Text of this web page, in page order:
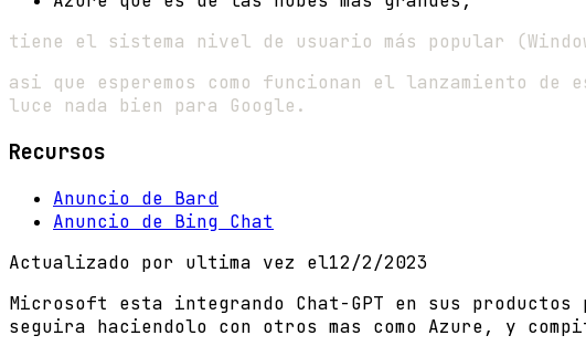
tiene el sistema nivel de usuario más popular
asi que esperemos como funcionan el lanzamiento
luce nada bien para Google.
Recursos
Anuncio de Bard
Anuncio de Bing Chat
Actualizado por ultima vez el12/2/2023
Microsoft esta integrando Chat-GPT en sus
seguira haciendolo con otros mas como Azure, y